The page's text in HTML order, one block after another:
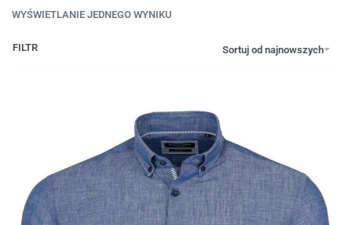
WYŚWIETLANIE JEDNEGO WYNIKU
Sortuj od najnowszych
FILTR